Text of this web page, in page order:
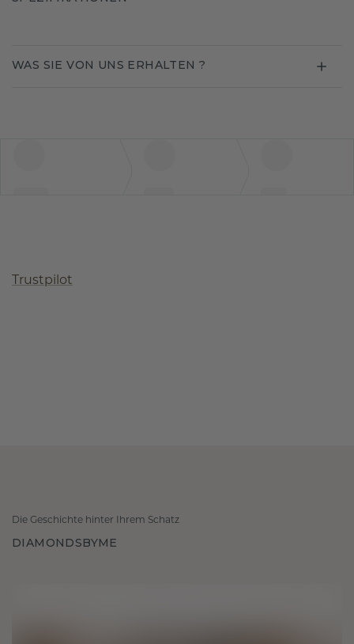
WAS SIE VON UNS ERHALTEN ?
Trustpilot
Die Geschichte hinter Ihrem Schatz
DIAMONDSBYME